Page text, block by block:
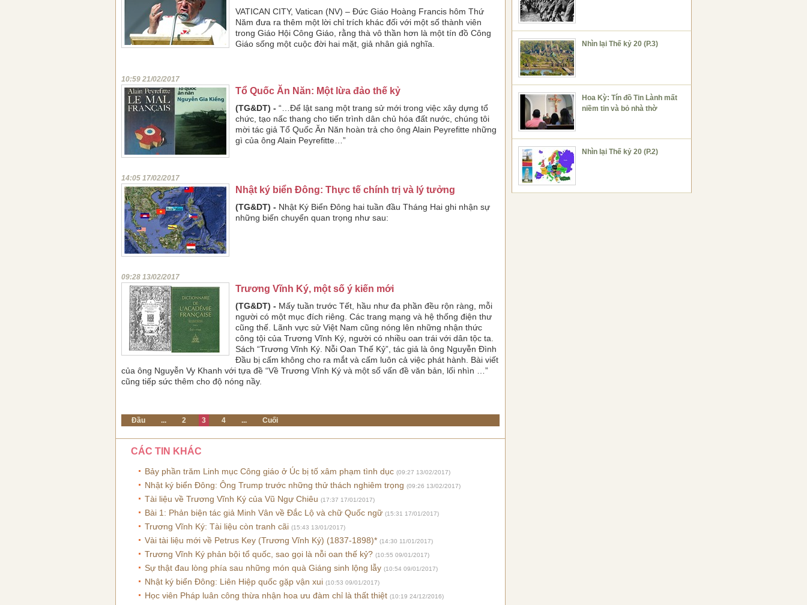
VATICAN CITY, Vatican (NV) – Đức Giáo Hoàng Francis hôm Thứ
Năm đưa ra thêm một lời chỉ trích khác đối với một số thành viên
trong Giáo Hội Công Giáo, rằng thà vô thần hơn là một tín đồ Công
Giáo sống một cuộc đời hai mặt, giả nhân giả nghĩa.
10:59 21/02/2017
Tổ Quốc Ăn Năn: Một lừa đảo thế kỷ
(TG&DT) - “…Để lật sang một trang sử mới trong việc xây dựng tổ
chức, tạo nấc thang cho tiến trình dân chủ hóa đất nước, chúng tôi
mời tác giả Tổ Quốc Ăn Năn hoàn trả cho ông Alain Peyrefitte những
gì của ông Alain Peyrefitte…”
14:05 17/02/2017
Nhật ký biển Đông: Thực tế chính trị và lý tưởng
(TG&DT) - Nhật Ký Biển Đông hai tuần đầu Tháng Hai ghi nhận sự
những biến chuyển quan trọng như sau:
09:28 13/02/2017
Trương Vĩnh Ký, một số ý kiến mới
(TG&DT) - Mấy tuần trước Tết, hầu như đa phần đều rộn ràng, mỗi
người có một mục đích riêng. Các trang mạng và hệ thống điện thư
cũng thế. Lãnh vực sử Việt Nam cũng nóng lên những nhận thức
công tội của Trương Vĩnh Ký, người có nhiều oan trái với dân tộc ta.
Sách “Trương Vĩnh Ký. Nỗi Oan Thế Kỷ”, tác giả là ông Nguyễn Đình
Đầu bị cấm không cho ra mắt và cấm luôn cả việc phát hành. Bài viết
của ông Nguyễn Vy Khanh với tựa đề “Về Trương Vĩnh Ký và một số vấn đề văn bản, lối nhìn …”
cũng tiếp sức thêm cho độ nóng nầy.
Đầu ... 2 3 4 ... Cuối
CÁC TIN KHÁC
Bảy phần trăm Linh mục Công giáo ở Úc bị tố xâm phạm tình dục (09:27 13/02/2017)
Nhật ký biển Đông: Ông Trump trước những thử thách nghiêm trọng (09:26 13/02/2017)
Tài liệu về Trương Vĩnh Ký của Vũ Ngự Chiêu (17:37 17/01/2017)
Bài 1: Phản biện tác giả Minh Vân về Đắc Lộ và chữ Quốc ngữ (15:31 17/01/2017)
Trương Vĩnh Ký: Tài liệu còn tranh cãi (15:43 13/01/2017)
Vài tài liệu mới về Petrus Key (Trương Vĩnh Ký) (1837-1898)* (14:30 11/01/2017)
Trương Vĩnh Ký phản bội tổ quốc, sao gọi là nỗi oan thế kỷ? (10:55 09/01/2017)
Sự thật đau lòng phía sau những món quà Giáng sinh lộng lẫy (10:54 09/01/2017)
Nhật ký biển Đông: Liên Hiệp quốc gặp vận xui (10:53 09/01/2017)
Học viên Pháp luân công thừa nhận hoa ưu đàm chỉ là thất thiệt (10:19 24/12/2016)
Nhìn lại Thế kỷ 20 (P.3)
Hoa Kỳ: Tín đồ Tin Lành mất
niềm tin và bỏ nhà thờ
Nhìn lại Thế kỷ 20 (P.2)